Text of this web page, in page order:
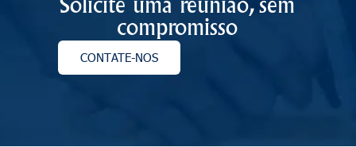
Solicite uma reunião, sem
compromisso
CONTATE-NOS